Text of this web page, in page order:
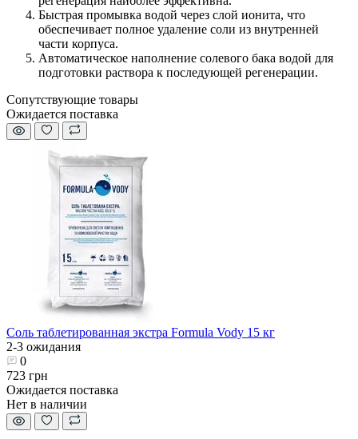
Быстрая промывка водой через слой ионита, что
обеспечивает полное удаление соли из внутренней
части корпуса.
Автоматическое наполнение солевого бака водой для
подготовки раствора к последующей регенерации.
Сопутствующие товары
Ожидается поставка
Соль таблетированная экстра Formula Vody 15 кг
2-3 ожидания
0
723 грн
Ожидается поставка
Нет в наличии